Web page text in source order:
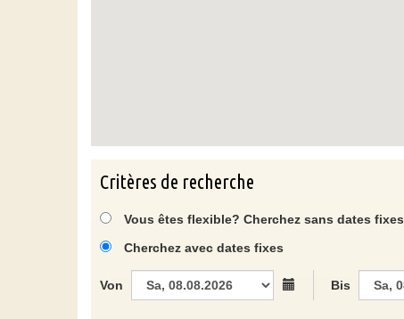
Critères de recherche
Vous êtes flexible? Cherchez sans dates fixes
Cherchez avec dates fixes
Von Bis